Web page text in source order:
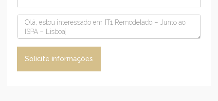
Solicite informações